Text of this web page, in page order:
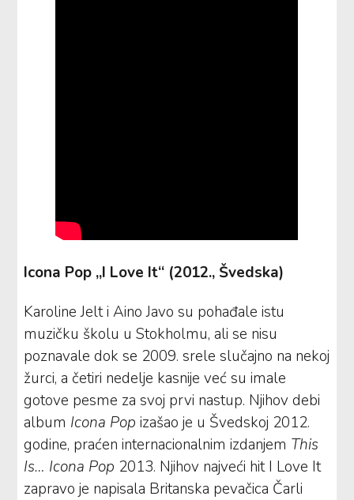
Icona Pop „I Love It“ (2012., Švedska)
Karoline Jelt i Aino Javo su pohađale istu
muzičku školu u Stokholmu, ali se nisu
poznavale dok se 2009. srele slučajno na nekoj
žurci, a četiri nedelje kasnije već su imale
gotove pesme za svoj prvi nastup. Njihov debi
album Icona Popizašao je u Švedskoj 2012.
godine, praćen internacionalnim izdanjem This
Is… Icona Pop 2013. Njihov najveći hit I Love It
zapravo je napisala Britanska pevačica Čarli